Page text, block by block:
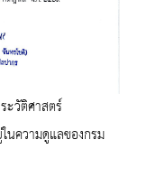
ะวัติศาสตร์
ความดูแลของกรม